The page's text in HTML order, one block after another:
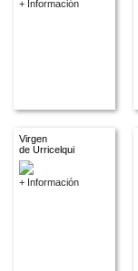
+ Información
Virgen
de Urricelqui
+ Información